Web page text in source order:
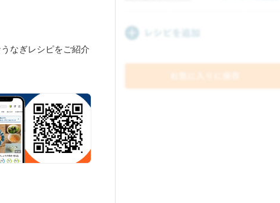
なぎレシピをご紹介